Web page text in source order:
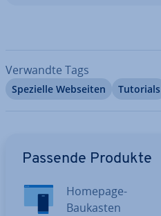
Verwandte Tags
Spezielle Webseiten Tutorials
Passende Produkte
Homepage-
Baukasten